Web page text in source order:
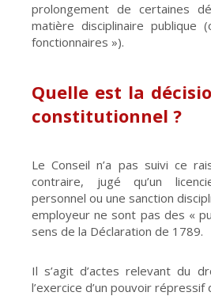
prolongement de certaines
matière disciplinaire publique
fonctionnaires »).
Quelle est la
constitutionnel ?
Le Conseil n’a pas suivi ce
contraire, jugé qu’un
personnel ou une sanction
employeur ne sont pas des «
sens de la Déclaration de 1789.
Il s’agit d’actes relevant du
l’exercice d’un pouvoir répressif